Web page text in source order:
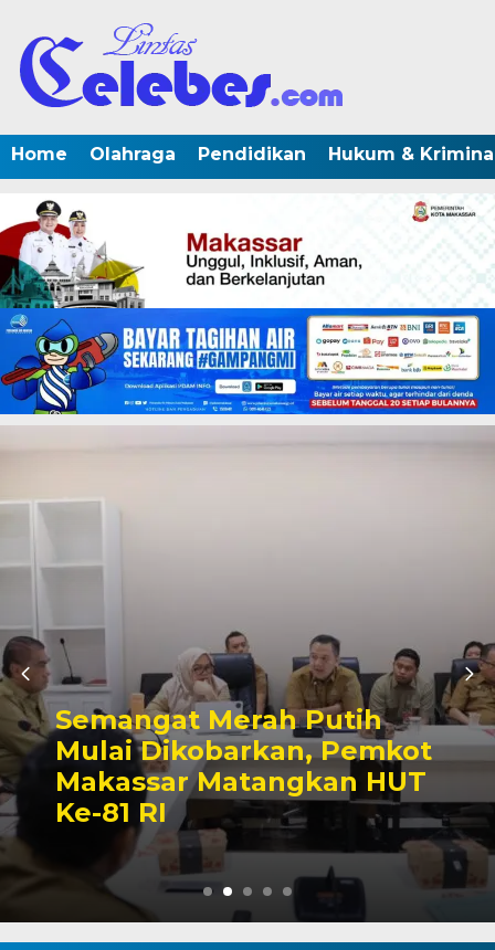
Home Olahraga Pendidikan Hukum &
Ajang Silaturahmi Lintas
Sektor, Pertandingan
Sepak Bola Mini Warnai
Semarak HUT ke-81 RI di
Wajo